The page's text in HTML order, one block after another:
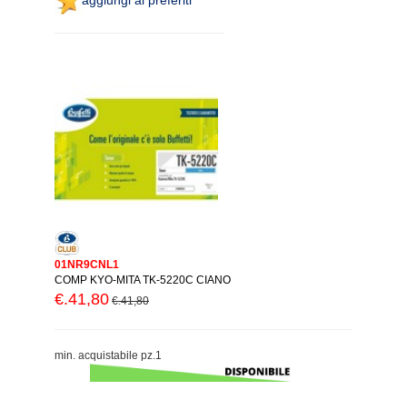
01NR9CNL1
COMP KYO-MITA TK-5220C CIANO
€.41,80 €.41,80
min. acquistabile pz.1